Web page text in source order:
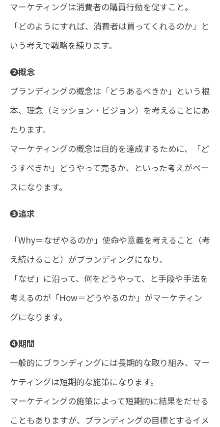
マーケティングは消費者の購買行動を促すこと。
「どのようにすれば、消費者は買ってくれるのか」と
いう考えで戦略を練ります。
❷概念
ブランディングの概念は「どうあるべきか」という根
本、理念（ミッション・ビジョン）を考えることにあ
たります。
マーケティングの概念は目的を達成するために、「ど
うすべきか」どうやって売るか、といった考えがベー
スになります。
❸追求
「Why＝なぜやるのか」使命や意義を考えること（考
え続けること）がブランディングになり、
「なぜ」に沿って、何をどうやって、と手段や手法を
考えるのが「How＝どうやるのか」がマーケティン
グになります。
❹期間
一般的にブランディングには長期的な取り組み、マー
ケティングは短期的な施策になります。
マーケティングの施策によって短期的に結果をだせる
こともありますが、ブランディングの目標とするイメ